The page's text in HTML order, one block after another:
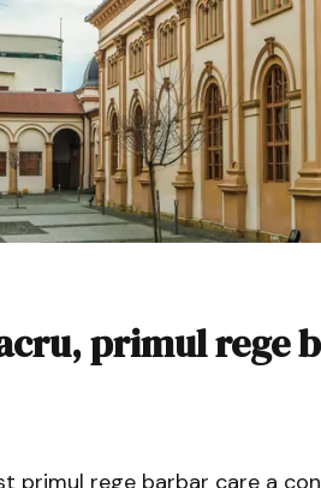
primul rege
primul rege barbar care a